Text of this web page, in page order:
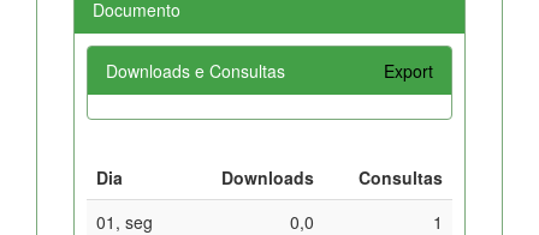
Documento
Downloads e Consultas Export
Dia Downloads
Consultas
01, seg
0,0
1